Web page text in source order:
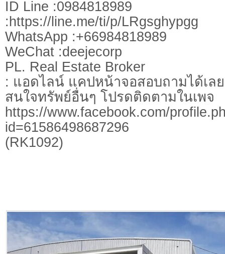
ID Line :0984818989
:https://line.me/ti/p/LRgsghypgg
WhatsApp :+66984818989
WeChat :deejecorp
PL. Real Estate Broker
: แอดไลน์ แคปหน้าจอสอบถามได้เล
สนใจทรัพย์อื่นๆ โปรดติดตามในเพจ
https://www.facebook.com/
id=61586498687296
(RK1092)